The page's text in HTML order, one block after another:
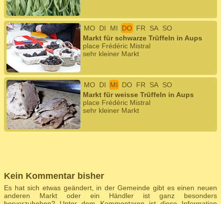
MO DI MI DO FR SA SO
Markt für schwarze Trüffeln in Aups
place Frédéric Mistral
sehr kleiner Markt
MO DI MI DO FR SA SO
Markt für weisse Trüffeln in Aups
place Frédéric Mistral
sehr kleiner Markt
Kein Kommentar bisher
Es hat sich etwas geändert, in der Gemeinde gibt es einen neuen
anderen Markt oder ein Händler ist ganz besonders